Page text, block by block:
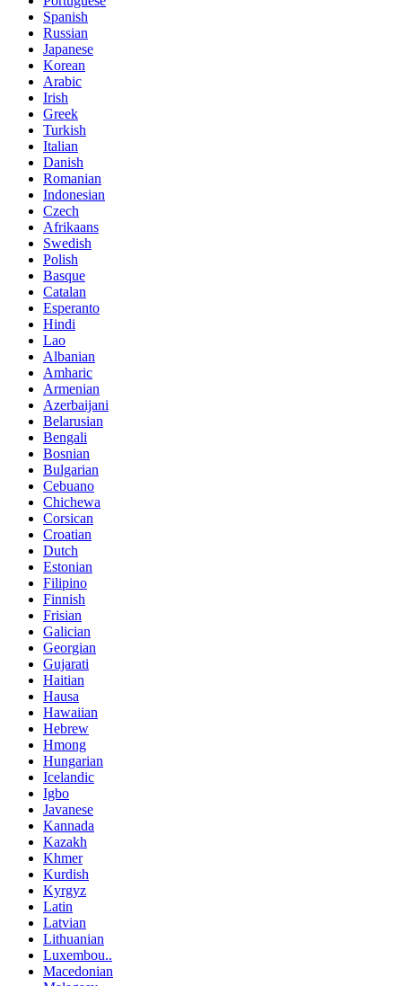
Spanish
Russian
Japanese
Korean
Arabic
Irish
Greek
Turkish
Italian
Danish
Romanian
Indonesian
Czech
Afrikaans
Swedish
Polish
Basque
Catalan
Esperanto
Hindi
Lao
Albanian
Amharic
Armenian
Azerbaijani
Belarusian
Bengali
Bosnian
Bulgarian
Cebuano
Chichewa
Corsican
Croatian
Dutch
Estonian
Filipino
Finnish
Frisian
Galician
Georgian
Gujarati
Haitian
Hausa
Hawaiian
Hebrew
Hmong
Hungarian
Icelandic
Igbo
Javanese
Kannada
Kazakh
Khmer
Kurdish
Kyrgyz
Latin
Latvian
Lithuanian
Luxembou..
Macedonian